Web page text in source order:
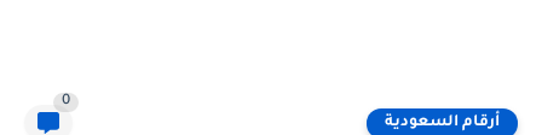
أرقام السعودية
0